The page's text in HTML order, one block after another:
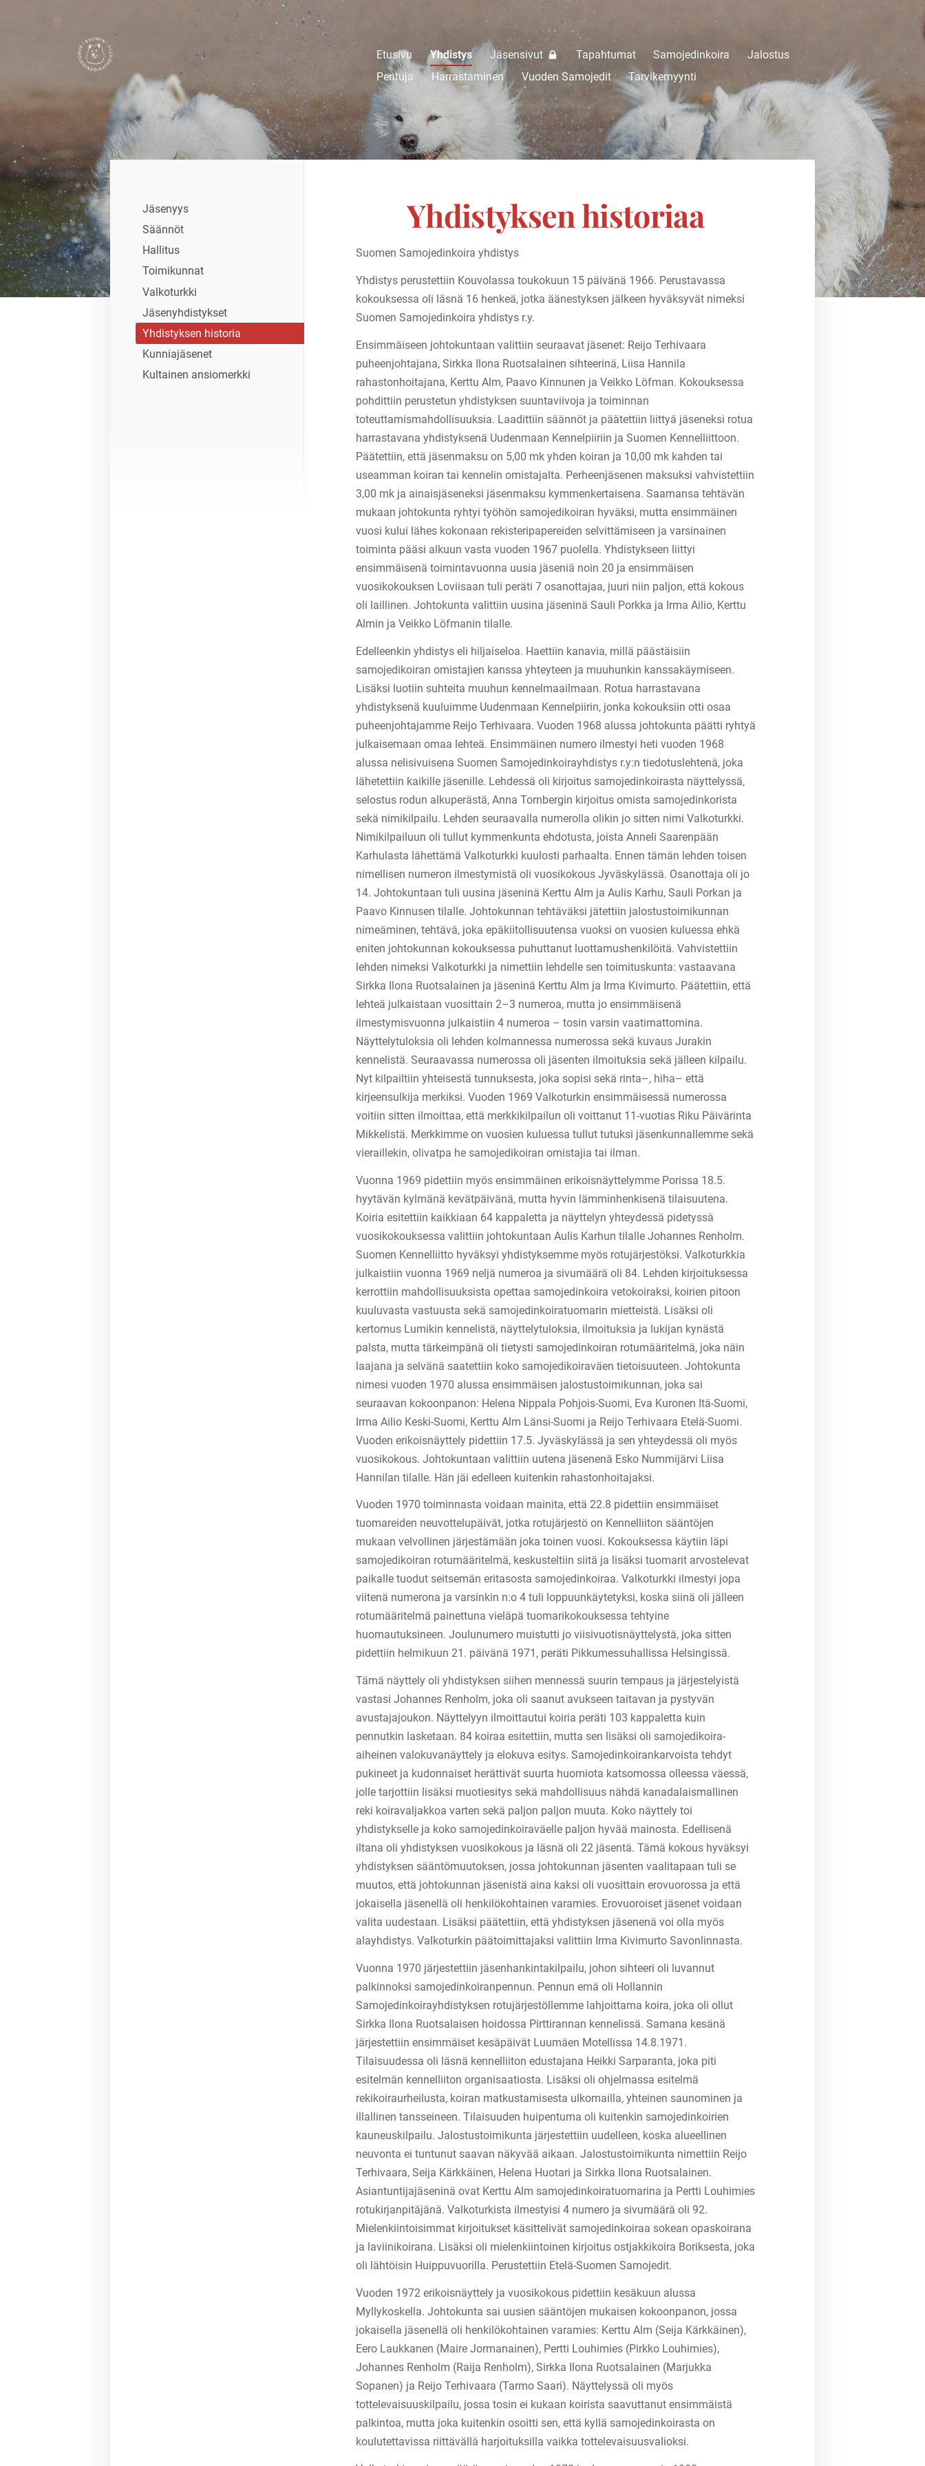
Suomen Samojedinkoirayhdistys ry. Etusivu Yhdistys Jäsensivut Tapahtumat Samojedinkoira
Jalostus
Pentuja
Harrastaminen Vuoden Samojedit Tarvikemyynti
Jäsenyys
Säännöt
Hallitus
Toimikunnat
Valkoturkki
Jäsenyhdistykset
Yhdistyksen historia
Kunniajäsenet
Kultainen ansiomerkki
Yhdistyksen historiaa
Suomen Samojedinkoira yhdistys
Yhdistys perustettiin Kouvolassa toukokuun 15 päivänä 1966. Perustavassa
kokouksessa oli läsnä 16 henkeä, jotka äänestyksen jälkeen hyväksyvät nimeksi
Suomen Samojedinkoira yhdistys r.y.
Ensimmäiseen johtokuntaan valittiin seuraavat jäsenet: Reijo Terhivaara
puheenjohtajana, Sirkka Ilona Ruotsalainen sihteerinä, Liisa Hannila
rahastonhoitajana, Kerttu Alm, Paavo Kinnunen ja Veikko Löfman. Kokouksessa
pohdittiin perustetun yhdistyksen suuntaviivoja ja toiminnan
toteuttamismahdollisuuksia. Laadittiin säännöt ja päätettiin liittyä jäseneksi rotua
harrastavana yhdistyksenä Uudenmaan Kennelpiiriin ja Suomen Kennelliittoon.
Päätettiin, että jäsenmaksu on 5,00 mk yhden koiran ja 10,00 mk kahden tai
useamman koiran tai kennelin omistajalta. Perheenjäsenen maksuksi vahvistettiin
3,00 mk ja ainaisjäseneksi jäsenmaksu kymmenkertaisena. Saamansa tehtävän
mukaan johtokunta ryhtyi työhön samojedikoiran hyväksi, mutta ensimmäinen
vuosi kului lähes kokonaan rekisteripapereiden selvittämiseen ja varsinainen
toiminta pääsi alkuun vasta vuoden 1967 puolella. Yhdistykseen liittyi
ensimmäisenä toimintavuonna uusia jäseniä noin 20 ja ensimmäisen
vuosikokouksen Loviisaan tuli peräti 7 osanottajaa, juuri niin paljon, että kokous
oli laillinen. Johtokunta valittiin uusina jäseninä Sauli Porkka ja Irma Ailio, Kerttu
Almin ja Veikko Löfmanin tilalle.
Edelleenkin yhdistys eli hiljaiseloa. Haettiin kanavia, millä päästäisiin
samojedikoiran omistajien kanssa yhteyteen ja muuhunkin kanssakäymiseen.
Lisäksi luotiin suhteita muuhun kennelmaailmaan. Rotua harrastavana
yhdistyksenä kuuluimme Uudenmaan Kennelpiirin, jonka kokouksiin otti osaa
puheenjohtajamme Reijo Terhivaara. Vuoden 1968 alussa johtokunta päätti ryhtyä
julkaisemaan omaa lehteä. Ensimmäinen numero ilmestyi heti vuoden 1968
alussa nelisivuisena Suomen Samojedinkoirayhdistys r.y:n tiedotuslehtenä, joka
lähetettiin kaikille jäsenille. Lehdessä oli kirjoitus samojedinkoirasta näyttelyssä,
selostus rodun alkuperästä, Anna Tornbergin kirjoitus omista samojedinkorista
sekä nimikilpailu. Lehden seuraavalla numerolla olikin jo sitten nimi Valkoturkki.
Nimikilpailuun oli tullut kymmenkunta ehdotusta, joista Anneli Saarenpään
Karhulasta lähettämä Valkoturkki kuulosti parhaalta. Ennen tämän lehden toisen
nimellisen numeron ilmestymistä oli vuosikokous Jyväskylässä. Osanottaja oli jo
14. Johtokuntaan tuli uusina jäseninä Kerttu Alm ja Aulis Karhu, Sauli Porkan ja
Paavo Kinnusen tilalle. Johtokunnan tehtäväksi jätettiin jalostustoimikunnan
nimeäminen, tehtävä, joka epäkiitollisuutensa vuoksi on vuosien kuluessa ehkä
eniten johtokunnan kokouksessa puhuttanut luottamushenkilöitä. Vahvistettiin
lehden nimeksi Valkoturkki ja nimettiin lehdelle sen toimituskunta: vastaavana
Sirkka Ilona Ruotsalainen ja jäseninä Kerttu Alm ja Irma Kivimurto. Päätettiin, että
lehteä julkaistaan vuosittain 2–3 numeroa, mutta jo ensimmäisenä
ilmestymisvuonna julkaistiin 4 numeroa – tosin varsin vaatimattomina.
Näyttelytuloksia oli lehden kolmannessa numerossa sekä kuvaus Jurakin
kennelistä. Seuraavassa numerossa oli jäsenten ilmoituksia sekä jälleen kilpailu.
Nyt kilpailtiin yhteisestä tunnuksesta, joka sopisi sekä rinta–, hiha– että
kirjeensulkija merkiksi. Vuoden 1969 Valkoturkin ensimmäisessä numerossa
voitiin sitten ilmoittaa, että merkkikilpailun oli voittanut 11-vuotias Riku Päivärinta
Mikkelistä. Merkkimme on vuosien kuluessa tullut tutuksi jäsenkunnallemme sekä
vieraillekin, olivatpa he samojedikoiran omistajia tai ilman.
Vuonna 1969 pidettiin myös ensimmäinen erikoisnäyttelymme Porissa 18.5.
hyytävän kylmänä kevätpäivänä, mutta hyvin lämminhenkisenä tilaisuutena.
Koiria esitettiin kaikkiaan 64 kappaletta ja näyttelyn yhteydessä pidetyssä
vuosikokouksessa valittiin johtokuntaan Aulis Karhun tilalle Johannes Renholm.
Suomen Kennelliitto hyväksyi yhdistyksemme myös rotujärjestöksi. Valkoturkkia
julkaistiin vuonna 1969 neljä numeroa ja sivumäärä oli 84. Lehden kirjoituksessa
kerrottiin mahdollisuuksista opettaa samojedinkoira vetokoiraksi, koirien pitoon
kuuluvasta vastuusta sekä samojedinkoiratuomarin mietteistä. Lisäksi oli
kertomus Lumikin kennelistä, näyttelytuloksia, ilmoituksia ja lukijan kynästä
palsta, mutta tärkeimpänä oli tietysti samojedinkoiran rotumääritelmä, joka näin
laajana ja selvänä saatettiin koko samojedikoiraväen tietoisuuteen. Johtokunta
nimesi vuoden 1970 alussa ensimmäisen jalostustoimikunnan, joka sai
seuraavan kokoonpanon: Helena Nippala Pohjois-Suomi, Eva Kuronen Itä-Suomi,
Irma Ailio Keski-Suomi, Kerttu Alm Länsi-Suomi ja Reijo Terhivaara Etelä-Suomi.
Vuoden erikoisnäyttely pidettiin 17.5. Jyväskylässä ja sen yhteydessä oli myös
vuosikokous. Johtokuntaan valittiin uutena jäsenenä Esko Nummijärvi Liisa
Hannilan tilalle. Hän jäi edelleen kuitenkin rahastonhoitajaksi.
Vuoden 1970 toiminnasta voidaan mainita, että 22.8 pidettiin ensimmäiset
tuomareiden neuvottelupäivät, jotka rotujärjestö on Kennelliiton sääntöjen
mukaan velvollinen järjestämään joka toinen vuosi. Kokouksessa käytiin läpi
samojedikoiran rotumääritelmä, keskusteltiin siitä ja lisäksi tuomarit arvostelevat
paikalle tuodut seitsemän eritasosta samojedinkoiraa. Valkoturkki ilmestyi jopa
viitenä numerona ja varsinkin n:o 4 tuli loppuunkäytetyksi, koska siinä oli jälleen
rotumääritelmä painettuna vieläpä tuomarikokouksessa tehtyine
huomautuksineen. Joulunumero muistutti jo viisivuotisnäyttelystä, joka sitten
pidettiin helmikuun 21. päivänä 1971, peräti Pikkumessuhallissa Helsingissä.
Tämä näyttely oli yhdistyksen siihen mennessä suurin tempaus ja järjestelyistä
vastasi Johannes Renholm, joka oli saanut avukseen taitavan ja pystyvän
avustajajoukon. Näyttelyyn ilmoittautui koiria peräti 103 kappaletta kuin
pennutkin lasketaan. 84 koiraa esitettiin, mutta sen lisäksi oli samojedikoira-
aiheinen valokuvanäyttely ja elokuva esitys. Samojedinkoirankarvoista tehdyt
pukineet ja kudonnaiset herättivät suurta huomiota katsomossa olleessa väessä,
jolle tarjottiin lisäksi muotiesitys sekä mahdollisuus nähdä kanadalaismallinen
reki koiravaljakkoa varten sekä paljon paljon muuta. Koko näyttely toi
yhdistykselle ja koko samojedinkoiraväelle paljon hyvää mainosta. Edellisenä
iltana oli yhdistyksen vuosikokous ja läsnä oli 22 jäsentä. Tämä kokous hyväksyi
yhdistyksen sääntömuutoksen, jossa johtokunnan jäsenten vaalitapaan tuli se
muutos, että johtokunnan jäsenistä aina kaksi oli vuosittain erovuorossa ja että
jokaisella jäsenellä oli henkilökohtainen varamies. Erovuoroiset jäsenet voidaan
valita uudestaan. Lisäksi päätettiin, että yhdistyksen jäsenenä voi olla myös
alayhdistys. Valkoturkin päätoimittajaksi valittiin Irma Kivimurto Savonlinnasta.
Vuonna 1970 järjestettiin jäsenhankintakilpailu, johon sihteeri oli luvannut
palkinnoksi samojedinkoiranpennun. Pennun emä oli Hollannin
Samojedinkoirayhdistyksen rotujärjestöllemme lahjoittama koira, joka oli ollut
Sirkka Ilona Ruotsalaisen hoidossa Pirttirannan kennelissä. Samana kesänä
järjestettiin ensimmäiset kesäpäivät Luumäen Motellissa 14.8.1971.
Tilaisuudessa oli läsnä kennelliiton edustajana Heikki Sarparanta, joka piti
esitelmän kennelliiton organisaatiosta. Lisäksi oli ohjelmassa esitelmä
rekikoiraurheilusta, koiran matkustamisesta ulkomailla, yhteinen saunominen ja
illallinen tansseineen. Tilaisuuden huipentuma oli kuitenkin samojedinkoirien
kauneuskilpailu. Jalostustoimikunta järjestettiin uudelleen, koska alueellinen
neuvonta ei tuntunut saavan näkyvää aikaan. Jalostustoimikunta nimettiin Reijo
Terhivaara, Seija Kärkkäinen, Helena Huotari ja Sirkka Ilona Ruotsalainen.
Asiantuntijajäseninä ovat Kerttu Alm samojedinkoiratuomarina ja Pertti Louhimies
rotukirjanpitäjänä. Valkoturkista ilmestyisi 4 numero ja sivumäärä oli 92.
Mielenkiintoisimmat kirjoitukset käsittelivät samojedinkoiraa sokean opaskoirana
ja laviinikoirana. Lisäksi oli mielenkiintoinen kirjoitus ostjakkikoira Boriksesta, joka
oli lähtöisin Huippuvuorilla. Perustettiin Etelä-Suomen Samojedit.
Vuoden 1972 erikoisnäyttely ja vuosikokous pidettiin kesäkuun alussa
Myllykoskella. Johtokunta sai uusien sääntöjen mukaisen kokoonpanon, jossa
jokaisella jäsenellä oli henkilökohtainen varamies: Kerttu Alm (Seija Kärkkäinen),
Eero Laukkanen (Maire Jormanainen), Pertti Louhimies (Pirkko Louhimies),
Johannes Renholm (Raija Renholm), Sirkka Ilona Ruotsalainen (Marjukka
Sopanen) ja Reijo Terhivaara (Tarmo Saari). Näyttelyssä oli myös
tottelevaisuuskilpailu, jossa tosin ei kukaan koirista saavuttanut ensimmäistä
palkintoa, mutta joka kuitenkin osoitti sen, että kyllä samojedinkoirasta on
koulutettavissa riittävällä harjoituksilla vaikka tottelevaisuusvalioksi.